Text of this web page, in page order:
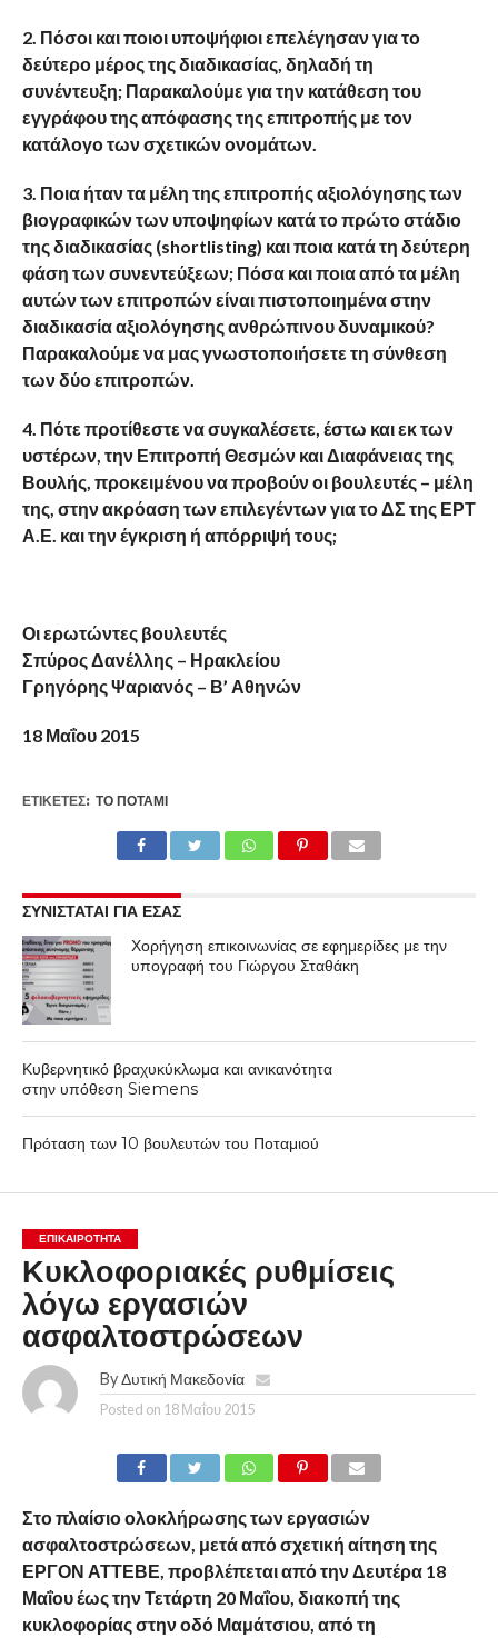
2. Πόσοι και ποιοι υποψήφιοι επελέγησαν για το
δεύτερο μέρος της διαδικασίας, δηλαδή τη
συνέντευξη; Παρακαλούμε για την κατάθεση του
εγγράφου της απόφασης της επιτροπής με τον
κατάλογο των σχετικών ονομάτων.
3. Ποια ήταν τα μέλη της επιτροπής αξιολόγησης των
βιογραφικών των υποψηφίων κατά το πρώτο στάδιο
της διαδικασίας (shortlisting) και ποια κατά τη δεύτερη
φάση των συνεντεύξεων; Πόσα και ποια από τα μέλη
αυτών των επιτροπών είναι πιστοποιημένα στην
διαδικασία αξιολόγησης ανθρώπινου δυναμικού?
Παρακαλούμε να μας γνωστοποιήσετε τη σύνθεση
των δύο επιτροπών.
4. Πότε προτίθεστε να συγκαλέσετε, έστω και εκ των
υστέρων, την Επιτροπή Θεσμών και Διαφάνειας της
Βουλής, προκειμένου να προβούν οι βουλευτές – μέλη
της, στην ακρόαση των επιλεγέντων για το ΔΣ της ΕΡΤ
Α.Ε. και την έγκριση ή απόρριψή τους;
Οι ερωτώντες βουλευτές
Σπύρος Δανέλλης – Ηρακλείου
Γρηγόρης Ψαριανός – Β’ Αθηνών
18 Μαΐου 2015
ΕΤΙΚΕΤΕΣ: ΤΟ ΠΟΤΆΜΙ
ΣΥΝΙΣΤΑΤΑΙ ΓΙΑ ΕΣΑΣ
Χορήγηση επικοινωνίας σε εφημερίδες με την
υπογραφή του Γιώργου Σταθάκη
Κυβερνητικό βραχυκύκλωμα και ανικανότητα
στην υπόθεση Siemens
Πρόταση των 10 βουλευτών του Ποταμιού
ΕΠΙΚΑΙΡΟΤΗΤΑ
Κυκλοφοριακές ρυθμίσεις
λόγω εργασιών
ασφαλτοστρώσεων
By Δυτική Μακεδονία
Posted on 18 Μαΐου 2015
Στο πλαίσιο ολοκλήρωσης των εργασιών
ασφαλτοστρώσεων, μετά από σχετική αίτηση της
ΕΡΓΟΝ ΑΤΤΕΒΕ, προβλέπεται από την Δευτέρα 18
Μαΐου έως την Τετάρτη 20 Μαΐου, διακοπή της
κυκλοφορίας στην οδό Μαμάτσιου, από τη